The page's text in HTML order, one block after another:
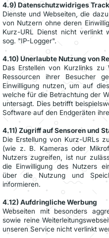
4.9) Datenschutzwidriges
Dienste und Webseiten, die
von Nutzern ohne deren
Kurz-URL Dienst nicht verlinkt
sog. "IP-Logger".
4.10) Unerlaubte Nutzung von
Das Erstellen von Kurzlinks zu
Ressourcen ihrer Besucher
Einwilligung nutzen, um auf
welche für die Betrachtung der
untersagt. Dies betrifft
Software auf den Endgeräten
4.11) Zugriff auf Sensoren und
Die Erstellung von Kurz-URLs
(wie z. B. Kameras oder
Nutzers zugreifen, ist nur
die Einwilligung des Nutzers
über die Nutzung und
informieren.
4.12) Aufdringliche Werbung
Webseiten mit besonders
sowie reine
unseren Service nicht verlinkt